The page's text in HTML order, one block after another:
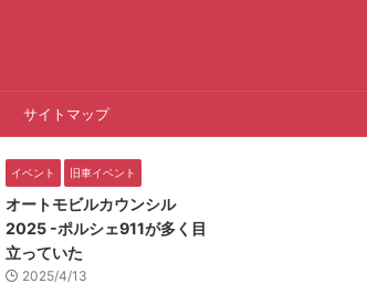
サイトマップ
イベント 旧車イベント
オートモビルカウンシル
2025 -ポルシェ911が多く目
立っていた
2025/4/13